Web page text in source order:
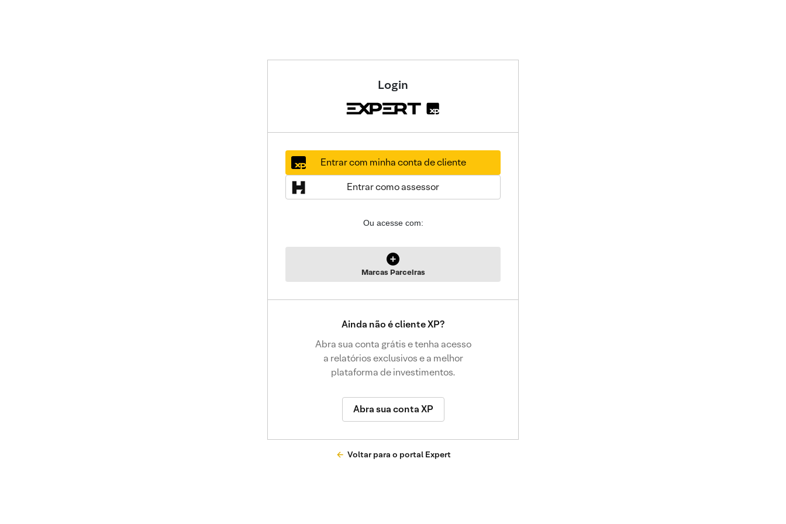
Login
Entrar com minha conta de cliente
Entrar como assessor
Ou acesse com:
Marcas Parceiras
Ainda não é cliente XP?
Abra sua conta grátis e tenha acesso
a relatórios exclusivos e a melhor
plataforma de investimentos.
Abra sua conta XP
Voltar para o portal Expert